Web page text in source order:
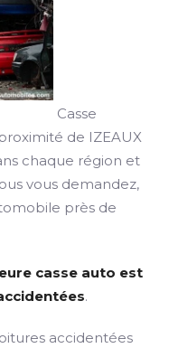
Casse
de IZEAUX
chaque région et
vous demandez,
près de
casse auto est
.
accidentées